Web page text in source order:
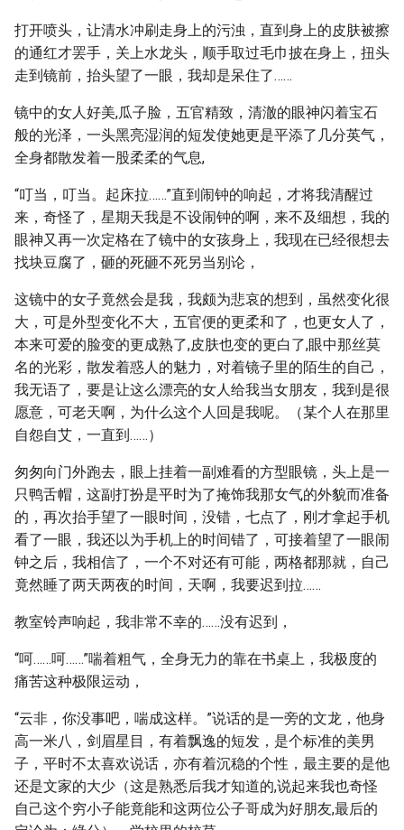
打开喷头，让清水冲刷走身上的污浊，直到身上的皮肤被擦
的通红才罢手，关上水龙头，顺手取过毛巾披在身上，扭头
走到镜前，抬头望了一眼，我却是呆住了……
镜中的女人好美,瓜子脸，五官精致，清澈的眼神闪着宝石
般的光泽，一头黑亮湿润的短发使她更是平添了几分英气，
全身都散发着一股柔柔的气息,
“叮当，叮当。起床拉……”直到闹钟的响起，才将我清醒过
来，奇怪了，星期天我是不设闹钟的啊，来不及细想，我的
眼神又再一次定格在了镜中的女孩身上，我现在已经很想去
找块豆腐了，砸的死砸不死另当别论，
这镜中的女子竟然会是我，我颇为悲哀的想到，虽然变化很
大，可是外型变化不大，五官便的更柔和了，也更女人了，
本来可爱的脸变的更成熟了,皮肤也变的更白了,眼中那丝莫
名的光彩，散发着惑人的魅力，对着镜子里的陌生的自己，
我无语了，要是让这么漂亮的女人给我当女朋友，我到是很
愿意，可老天啊，为什么这个人回是我呢。（某个人在那里
自怨自艾，一直到……）
匆匆向门外跑去，眼上挂着一副难看的方型眼镜，头上是一
只鸭舌帽，这副打扮是平时为了掩饰我那女气的外貌而准备
的，再次抬手望了一眼时间，没错，七点了，刚才拿起手机
看了一眼，我还以为手机上的时间错了，可接着望了一眼闹
钟之后，我相信了，一个不对还有可能，两格都那就，自己
竟然睡了两天两夜的时间，天啊，我要迟到拉……
教室铃声响起，我非常不幸的……没有迟到，
“呵……呵……”喘着粗气，全身无力的靠在书桌上，我极度的
痛苦这种极限运动，
“云非，你没事吧，喘成这样。”说话的是一旁的文龙，他身
高一米八，剑眉星目，有着飘逸的短发，是个标准的美男
子，平时不太喜欢说话，亦有着沉稳的个性，最主要的是他
还是文家的大少（这是熟悉后我才知道的,说起来我也奇怪
自己这个穷小子能竟能和这两位公子哥成为好朋友,最后的